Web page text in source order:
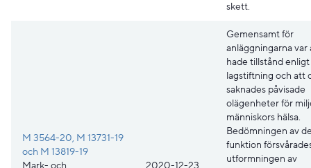
skett.
M 3564-20, M 13731-19
och M 13819-19
Gemensamt för
anläggningarna var
hade tillstånd
lagstiftning och att
saknades påvisade
olägenheter för
människors hälsa.
Bedömningen av
funktion
utformningen av